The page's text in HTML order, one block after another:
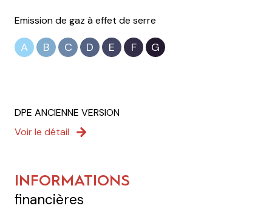
Emission de gaz à effet de serre
A B C D E F G
DPE ANCIENNE VERSION
Voir le détail
INFORMATIONS
financières